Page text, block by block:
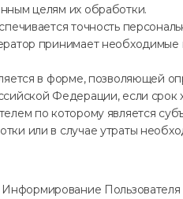
целям их обработки.
точность
принимает
в форме, позволяющей
Федерации, если
по которому является
или в случае утраты
Информирование Пользователя